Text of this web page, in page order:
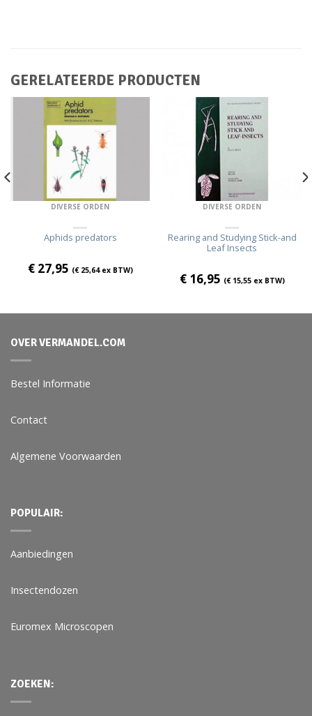
GERELATEERDE PRODUCTEN
DIVERSE ORDEN
Aphids predators
€27,95 (€25,64ex BTW)
DIVERSE ORDEN
Rearing and Studying Stick-and
Leaf Insects
€16,95 (€15,55ex BTW)
OVER VERMANDEL.COM
Bestel Informatie
Contact
Algemene Voorwaarden
POPULAIR:
Aanbiedingen
Insectendozen
Euromex Microscopen
ZOEKEN: